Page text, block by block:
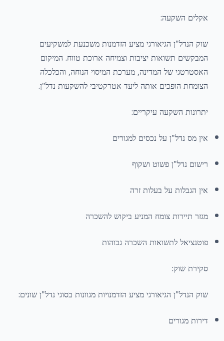
אקלים השקעה:
שוק הנדל"ן הגיאורגי מציע הזדמנות משכנעת למשקיעים
המבקשים תשואות יציבות וצמיחה ארוכת טווח. המיקום
האסטרטגי של המדינה, מערכת המיסוי הנוחה, והכלכלה
הצומחת הופכים אותה ליעד אטרקטיבי להשקעות נדל"ן.
יתרונות השקעה עיקריים:
אין מס נדל"ן על נכסים למגורים
רישום נדל"ן פשוט ושקוף
אין הגבלות על בעלות זרה
מגזר תיירות צומח המניע ביקוש להשכרה
פוטנציאל לתשואות השכרה גבוהות
סקירת שוק:
שוק הנדל"ן הגיאורגי מציע הזדמנויות מגוונות בסוגי נדל"ן שונים:
דירות מגורים